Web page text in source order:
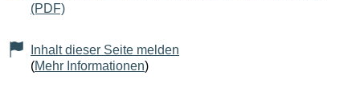
(PDF)
Inhalt dieser Seite melden
(Mehr Informationen)